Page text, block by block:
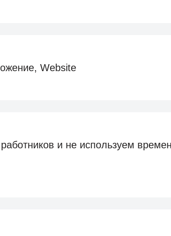
Website
и не используем